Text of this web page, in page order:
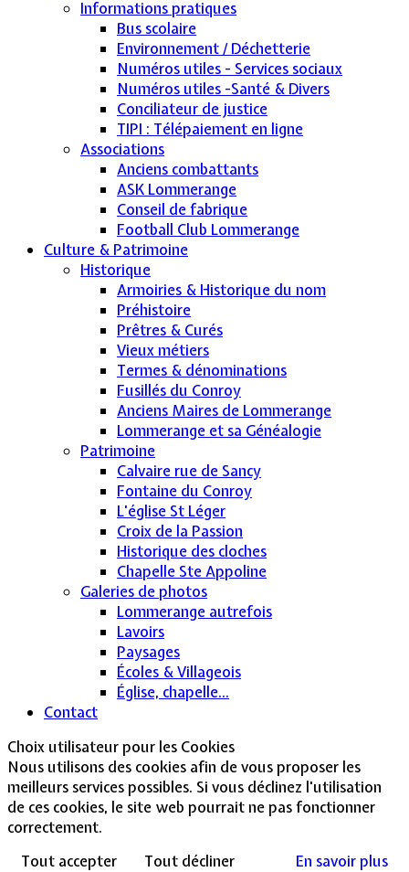
Informations pratiques
Bus scolaire
Environnement / Déchetterie
Numéros utiles - Services sociaux
Numéros utiles -Santé & Divers
Conciliateur de justice
TIPI : Télépaiement en ligne
Associations
Anciens combattants
ASK Lommerange
Conseil de fabrique
Football Club Lommerange
Culture & Patrimoine
Historique
Armoiries & Historique du nom
Préhistoire
Prêtres & Curés
Vieux métiers
Termes & dénominations
Fusillés du Conroy
Anciens Maires de Lommerange
Lommerange et sa Généalogie
Patrimoine
Calvaire rue de Sancy
Fontaine du Conroy
L'église St Léger
Croix de la Passion
Historique des cloches
Chapelle Ste Appoline
Galeries de photos
Lommerange autrefois
Lavoirs
Paysages
Écoles & Villageois
Église, chapelle...
Contact
Choix utilisateur pour les Cookies
Nous utilisons des cookies afin de vous proposer les
meilleurs services possibles. Si vous déclinez l'utilisation
de ces cookies, le site web pourrait ne pas fonctionner
correctement.
Tout accepter
Tout décliner
En savoir plus